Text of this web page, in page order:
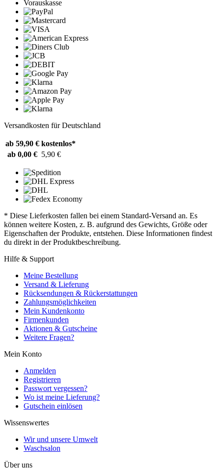
Vorauskasse
Versandkosten für Deutschland
ab 59,90 € kostenlos*
ab 0,00 € 5,90 €
* Diese Lieferkosten fallen bei einem Standard-Versand an. Es
können weitere Kosten, z. B. aufgrund des Gewichts, Größe oder
Eigenschaften der Produkte, entstehen. Diese Informationen findest
du direkt in der Produktbeschreibung.
Hilfe & Support
Meine Bestellung
Versand & Lieferung
Rücksendungen & Rückerstattungen
Zahlungsmöglichkeiten
Mein Kundenkonto
Firmenkunden
Aktionen & Gutscheine
Weitere Fragen?
Mein Konto
Anmelden
Registrieren
Passwort vergessen?
Wo ist meine Lieferung?
Gutschein einlösen
Wissenswertes
Wir und unsere Umwelt
Waschsalon
Über uns